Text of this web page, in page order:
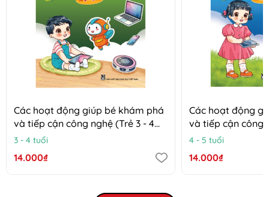
Các hoạt động giúp bé khám phá
và tiếp cận công nghệ (Trẻ 3 - 4
tuổi)
3 - 4 tuổi
14.000₫
Các hoạt động
và tiếp cận công
tuổi)
4 - 5 tuổi
14.000₫